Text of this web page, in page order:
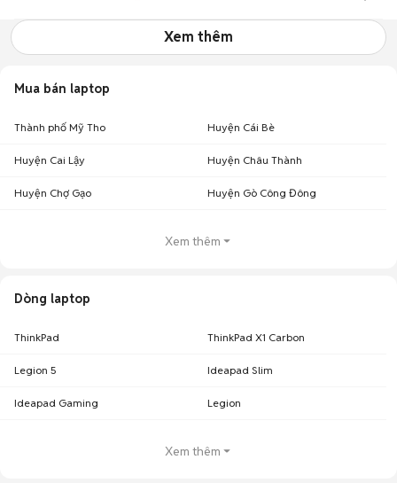
Xem thêm
Mua bán laptop
Thành phố Mỹ Tho Huyện Cái Bè
Huyện Cai Lậy Huyện Châu Thành
Huyện Chợ Gạo Huyện Gò Công Đông
Xem thêm
Dòng laptop
ThinkPad ThinkPad X1 Carbon
Legion 5 Ideapad Slim
Ideapad Gaming Legion
Xem thêm